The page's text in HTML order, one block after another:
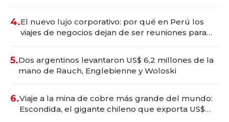
4.El nuevo lujo corporativo: por qué en Perú los
viajes de negocios dejan de ser reuniones para
5.Dos argentinos levantaron US$ 6,2 millones de la
mano de Rauch, Englebienne y Woloski
6.Viaje a la mina de cobre más grande del mundo:
Escondida, el gigante chileno que exporta US$